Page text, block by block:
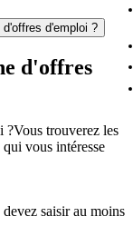
d'emploi ?
d'offres
?Vous trouverez les
vous intéresse
saisir au moins